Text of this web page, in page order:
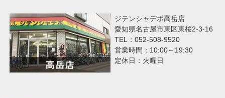
ジテンシャデポ高岳店
愛知県名古屋市東区東桜2-3-16
TEL：052-508-9520
営業時間：10:00～19:30
定休日：火曜日